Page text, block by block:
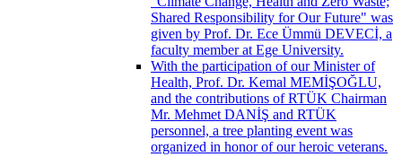
Shared Responsibility for Our Future" was
given by Prof. Dr. Ece Ümmü DEVECİ, a
faculty member at Ege University.
With the participation of our Minister of
Health, Prof. Dr. Kemal MEMİŞOĞLU,
and the contributions of RTÜK Chairman
Mr. Mehmet DANİŞ and RTÜK
personnel, a tree planting event was
organized in honor of our heroic veterans.